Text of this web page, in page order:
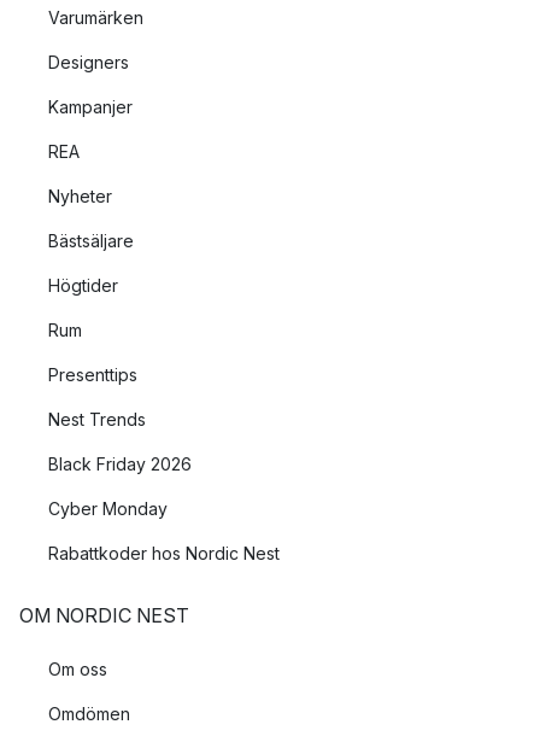
Varumärken
Designers
Kampanjer
REA
Nyheter
Bästsäljare
Högtider
Rum
Presenttips
Nest Trends
Black Friday 2026
Cyber Monday
Rabattkoder hos Nordic Nest
OM NORDIC NEST
Om oss
Omdömen